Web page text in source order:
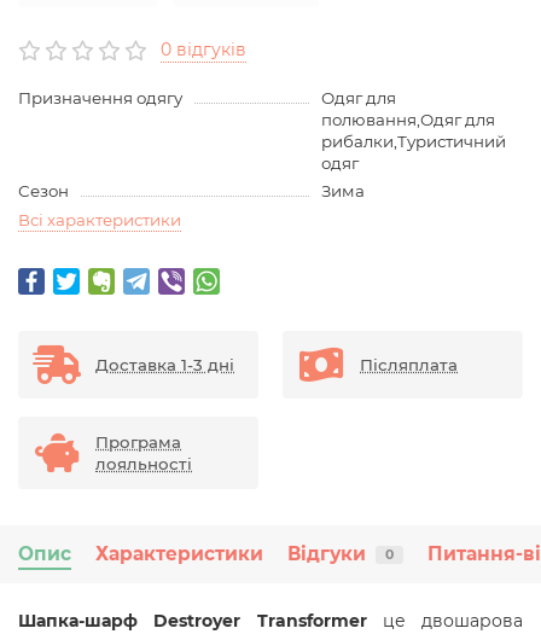
0 відгуків
Призначення одягу
Одяг для
полювання,Одяг для
рибалки,Туристичний
одяг
Сезон
Зима
Всі характеристики
Доставка 1-3 дні Післяплата
Програма
лояльності
Опис Характеристики Відгуки 0 Питання-
Шапка-шарф Destroyer Transformerце двошарова